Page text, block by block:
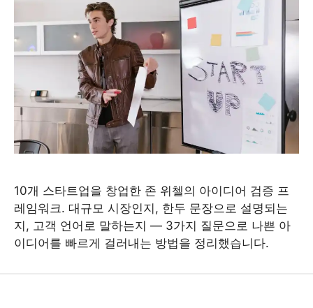
10개 스타트업을 창업한 존 위첼의 아이디어 검증 프
레임워크. 대규모 시장인지, 한두 문장으로 설명되는
지, 고객 언어로 말하는지 — 3가지 질문으로 나쁜 아
이디어를 빠르게 걸러내는 방법을 정리했습니다.